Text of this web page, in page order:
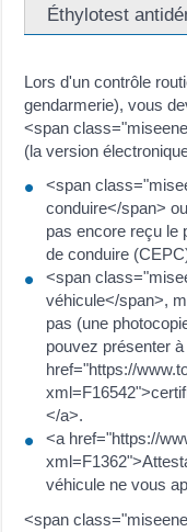
Éthylotest
Lors d'un contrôle
gendarmerie), vous
<span
(la version
<span
conduire</span>
pas encore reçu le
de conduire
<span
véhicule</span>,
pas (une
pouvez présenter
href="https://
</a>.
<a href="https://
véhicule ne vous
<span